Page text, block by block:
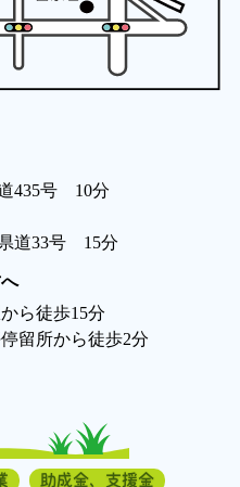
435号 10分
道33号 15分
ら徒歩15分
留所から徒歩2分
助成金、支援金